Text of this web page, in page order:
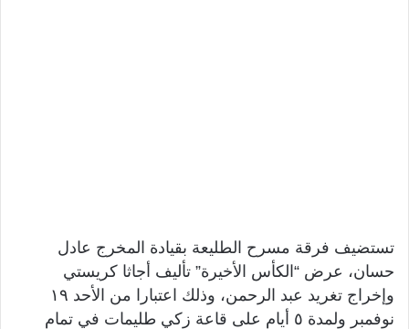
تستضيف فرقة مسرح الطليعة بقيادة المخرج عادل
حسان، عرض “الكأس الأخيرة” تأليف أجاثا كريستي
وإخراج تغريد عبد الرحمن، وذلك اعتبارا من الأحد ١٩
نوفمبر ولمدة ٥ أيام على قاعة زكي طليمات في تمام